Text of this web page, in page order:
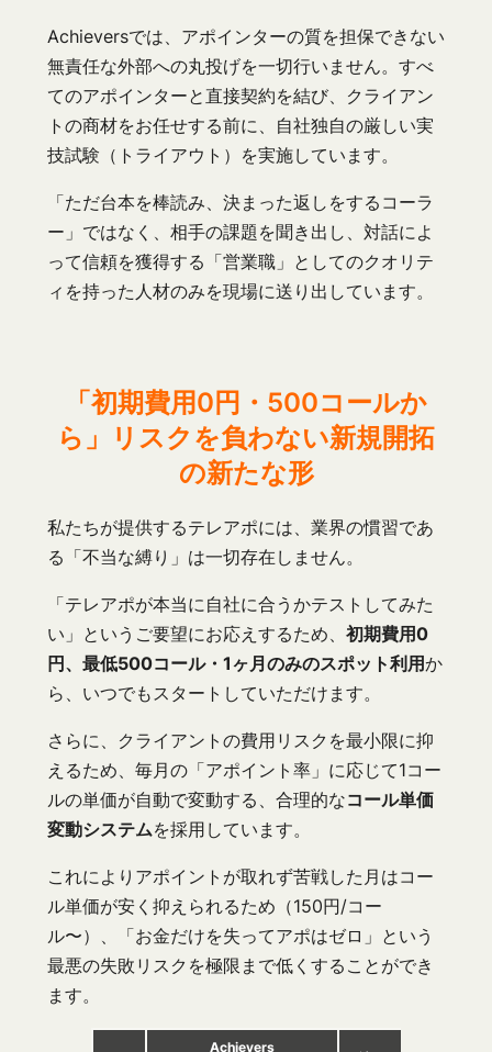
Achieversでは、アポインターの質を担保できない
無責任な外部への丸投げを一切行いません。すべ
てのアポインターと直接契約を結び、クライアン
トの商材をお任せする前に、自社独自の厳しい実
技試験（トライアウト）を実施しています。
「ただ台本を棒読み、決まった返しをするコーラ
ー」ではなく、相手の課題を聞き出し、対話によ
って信頼を獲得する「営業職」としてのクオリテ
ィを持った人材のみを現場に送り出しています。
「初期費用0円・500コールか
ら」リスクを負わない新規開拓
の新たな形
私たちが提供するテレアポには、業界の慣習であ
る「不当な縛り」は一切存在しません。
「テレアポが本当に自社に合うかテストしてみた
い」というご要望にお応えするため、 初期費用0
円、最低500コール・1ヶ月のみのスポット利用か
ら、いつでもスタートしていただけます。
さらに、クライアントの費用リスクを最小限に抑
えるため、毎月の「アポイント率」に応じて1コー
ルの単価が自動で変動する、合理的なコール単価
変動システムを採用しています。
これによりアポイントが取れず苦戦した月はコー
ル単価が安く抑えられるため（150円/コー
ル〜）、「お金だけを失ってアポはゼロ」という
最悪の失敗リスクを極限まで低くすることができ
ます。
Achievers